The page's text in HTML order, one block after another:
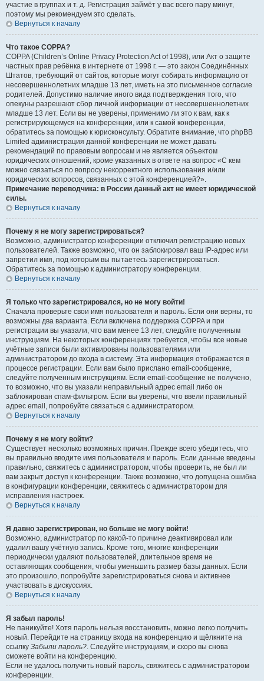
участие в группах и т. д. Регистрация займёт у вас всего пару минут,
поэтому мы рекомендуем это сделать.
Вернуться к началу
Что такое COPPA?
COPPA (Children’s Online Privacy Protection Act of 1998), или Акт о защите
частных прав ребёнка в интернете от 1998 г. — это закон Соединённых
Штатов, требующий от сайтов, которые могут собирать информацию от
несовершеннолетних младше 13 лет, иметь на это письменное согласие
родителей. Допустимо наличие иного вида подтверждения того, что
опекуны разрешают сбор личной информации от несовершеннолетних
младше 13 лет. Если вы не уверены, применимо ли это к вам, как к
регистрирующемуся на конференции, или к самой конференции,
обратитесь за помощью к юрисконсульту. Обратите внимание, что phpBB
Limited администрация данной конференции не может давать
рекомендаций по правовым вопросам и не является объектом
юридических отношений, кроме указанных в ответе на вопрос «С кем
можно связаться по вопросу некорректного использования и/или
юридических вопросов, связанных с этой конференцией?».
Примечание переводчика: в России данный акт не имеет юридической
силы.
Вернуться к началу
Почему я не могу зарегистрироваться?
Возможно, администратор конференции отключил регистрацию новых
пользователей. Также возможно, что он заблокировал ваш IP-адрес или
запретил имя, под которым вы пытаетесь зарегистрироваться.
Обратитесь за помощью к администратору конференции.
Вернуться к началу
Я только что зарегистрировался, но не могу войти!
Сначала проверьте свои имя пользователя и пароль. Если они верны, то
возможны два варианта. Если включена поддержка COPPA и при
регистрации вы указали, что вам менее 13 лет, следуйте полученным
инструкциям. На некоторых конференциях требуется, чтобы все новые
учётные записи были активированы пользователями или
администратором до входа в систему. Эта информация отображается в
процессе регистрации. Если вам было прислано email-сообщение,
следуйте полученным инструкциям. Если email-сообщение не получено,
то возможно, что вы указали неправильный адрес email либо он
заблокирован спам-фильтром. Если вы уверены, что ввели правильный
адрес email, попробуйте связаться с администратором.
Вернуться к началу
Почему я не могу войти?
Существует несколько возможных причин. Прежде всего убедитесь, что
вы правильно вводите имя пользователя и пароль. Если данные введены
правильно, свяжитесь с администратором, чтобы проверить, не был ли
вам закрыт доступ к конференции. Также возможно, что допущена ошибка
в конфигурации конференции, свяжитесь с администратором для
исправления настроек.
Вернуться к началу
Я давно зарегистрирован, но больше не могу войти!
Возможно, администратор по какой-то причине деактивировал или
удалил вашу учётную запись. Кроме того, многие конференции
периодически удаляют пользователей, длительное время не
оставляющих сообщения, чтобы уменьшить размер базы данных. Если
это произошло, попробуйте зарегистрироваться снова и активнее
участвовать в дискуссиях.
Вернуться к началу
Я забыл пароль!
Не паникуйте! Хотя пароль нельзя восстановить, можно легко получить
новый. Перейдите на страницу входа на конференцию и щёлкните на
ссылку Забыли пароль?. Следуйте инструкциям, и скоро вы снова
сможете войти на конференцию.
Если не удалось получить новый пароль, свяжитесь с администратором
конференции.